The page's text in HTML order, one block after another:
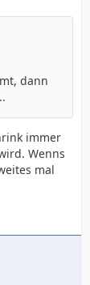
dann
immer
Wenns
mal